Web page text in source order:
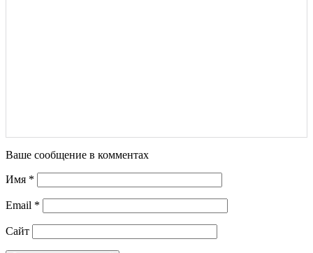
Ваше сообщение в комментах
Имя *
Email *
Сайт